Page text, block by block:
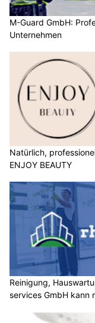
M-Guard GmbH:
Unternehmen
Natürlich,
ENJOY BEAUTY
Reinigung,
services GmbH kann